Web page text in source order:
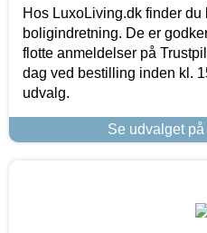
Hos LuxoLiving.dk finder
boligindretning. De er
flotte anmeldelser på
dag ved bestilling inden kl.
udvalg.
Se udvalget